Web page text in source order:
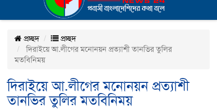
প্রচ্ছদ
প্রচ্ছদ
দিরাইয়ে আ.লীগের মনোনয়ন প্রত্যাশী তানভির তুলির
মতবিনিময়
দিরাইয়ে আ.লীগের মনোনয়ন প্রত্যাশী
তানভির তুলির মতবিনিময়